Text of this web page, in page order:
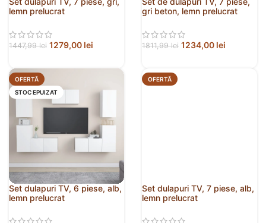
lemn prelucrat
1447,99lei 1279,00 lei
gri beton, lemn prelucrat
1811,99lei 1234,00 lei
OFERTĂ
STOC EPUIZAT
Set dulapuri TV, 6 piese, alb,
lemn prelucrat
OFERTĂ
Set dulapuri TV, 7 piese, alb,
lemn prelucrat